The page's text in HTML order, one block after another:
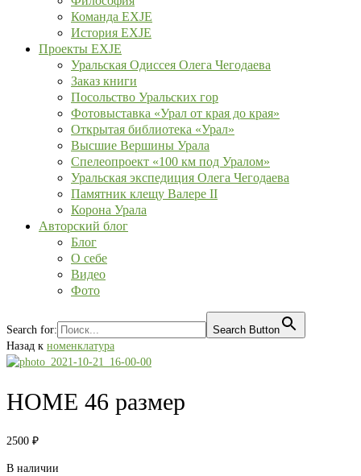
Команда EXJE
История EXJE
Проекты EXJE
Уральская Одиссея Олега Чегодаева
Заказ книги
Посольство Уральских гор
Фотовыставка «Урал от края до края»
Открытая библиотека «Урал»
Высшие Вершины Урала
Спелеопроект «100 км под Уралом»
Уральская экспедиция Олега Чегодаева
Памятник клещу Валере II
Корона Урала
Авторский блог
Блог
О себе
Видео
Фото
Search for:
Search Button
Назад к номенклатура
HOME 46 размер
2500 ₽
В наличии